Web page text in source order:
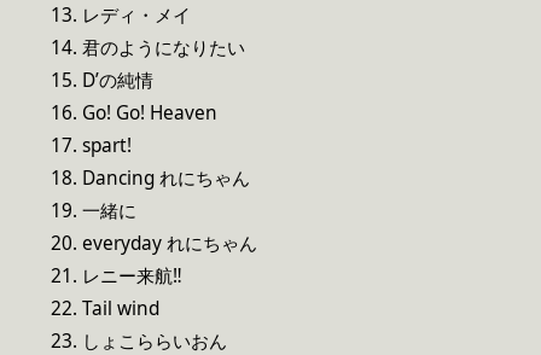
13. レディ・メイ
14. 君のようになりたい
15. D’の純情
16. Go! Go! Heaven
17. spart!
18. Dancing れにちゃん
19. 一緒に
20. everyday れにちゃん
21. レニー来航‼
22. Tail wind
23. しょこららいおん